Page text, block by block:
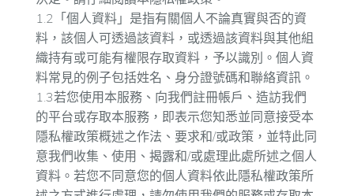
1.2「個人資料」是指有關個人不論真實與否的資
料，該個人可透過該資料，或透過該資料與其他組
織持有或可能有權限存取資料，予以識別。個人資
料常見的例子包括姓名、身分證號碼和聯絡資訊。
1.3若您使用本服務、向我們註冊帳戶、造訪我們
的平台或存取本服務，即表示您知悉並同意接受本
隱私權政策概述之作法、要求和/或政策，並特此同
意我們收集、使用、揭露和/或處理此處所述之個人
資料。若您不同意您的個人資料依此隱私權政策所